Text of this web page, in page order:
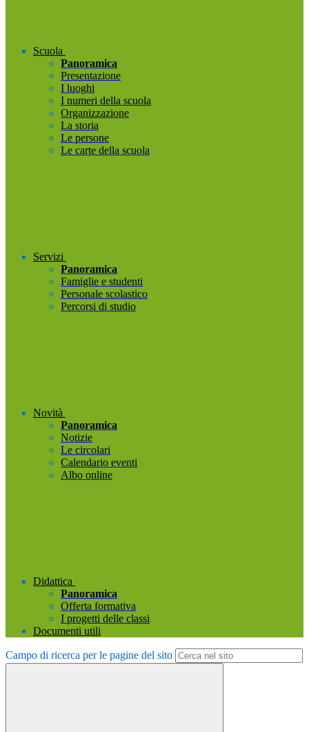
Scuola
Panoramica
Presentazione
I luoghi
I numeri della scuola
Organizzazione
La storia
Le persone
Le carte della scuola
Servizi
Panoramica
Famiglie e studenti
Personale scolastico
Percorsi di studio
Novità
Panoramica
Notizie
Le circolari
Calendario eventi
Albo online
Didattica
Panoramica
Offerta formativa
I progetti delle classi
Documenti utili
Campo di ricerca per le pagine del sito